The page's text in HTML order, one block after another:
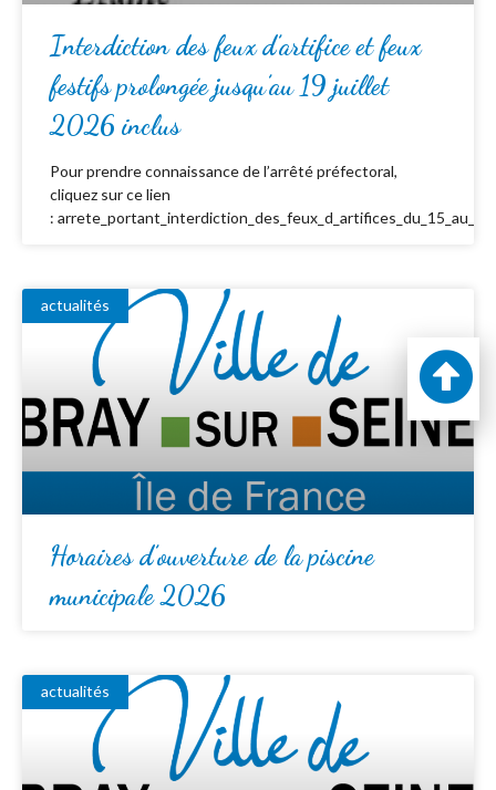
Interdiction des feux d’artifice et feux
festifs prolongée jusqu’au 19 juillet
2026 inclus
Pour prendre connaissance de l’arrêté préfectoral,
cliquez sur ce lien
:
actualités
Horaires d’ouverture de la piscine
municipale 2026
actualités